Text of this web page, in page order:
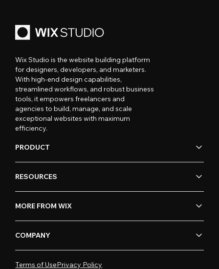
Wix Studio is the website building platform
for designers, developers, and marketers.
With high-end design capabilities,
streamlined workflows, and robust business
tools, it empowers freelancers and
agencies to build, manage, and scale
exceptional websites with maximum
efficiency.
PRODUCT
RESOURCES
MORE FROM WIX
COMPANY
Terms of UsePrivacy Policy